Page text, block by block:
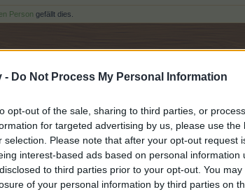
- Do Not Process My Personal Information
opt-out of the sale, sharing to third parties, or
for targeted advertising by us, please use the
selection. Please note that after your opt-out request
interest-based ads based on personal information
to third parties prior to your opt-out. You
of your personal information by third parties on
Person gefällt dies.
250 kennst, und davon gehe ich aus, dann wirst vdu
in diesen Bereichen ein leveln innerhalb eines
eingehen. Ja klar kenne ich die Levelkurve und
Items mit hohen level-abhängigen EP-Werten
sein, wenn dieses Item keine level-